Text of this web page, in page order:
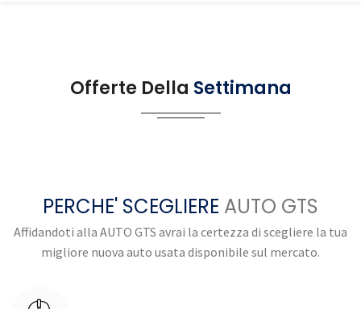
Offerte Della Settimana
PERCHE' SCEGLIERE AUTO GTS
Affidandoti alla AUTO GTS avrai la certezza di scegliere la tua
migliore nuova auto usata disponibile sul mercato.